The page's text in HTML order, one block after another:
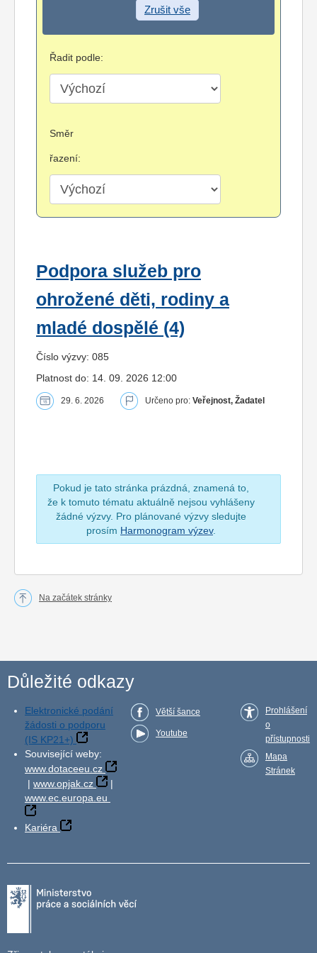
Zrušit vše
Řadit podle:
Směr
řazení:
Podpora služeb pro
ohrožené děti, rodiny a
mladé dospělé (4)
Číslo výzvy: 085
Platnost do: 14. 09. 2026 12:00
29. 6. 2026 Určeno pro: Veřejnost, Žadatel
Pokud je tato stránka prázdná, znamená to,
že k tomuto tématu aktuálně nejsou vyhlášeny
žádné výzvy. Pro plánované výzvy sledujte
prosím Harmonogram výzev.
Na začátek stránky
Důležité odkazy
Elektronické podání
žádosti o podporu
(IS KP21+)
Související weby:
www.dotaceeu.cz
| www.opjak.cz
|
www.ec.europa.eu
Kariéra
Větší šance
Youtube
Prohlášení
o
přístupnosti
Mapa
Stránek